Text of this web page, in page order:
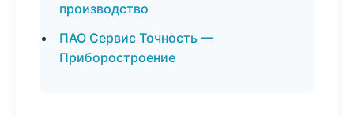
производство
ПАО Сервис Точность —
Приборостроение